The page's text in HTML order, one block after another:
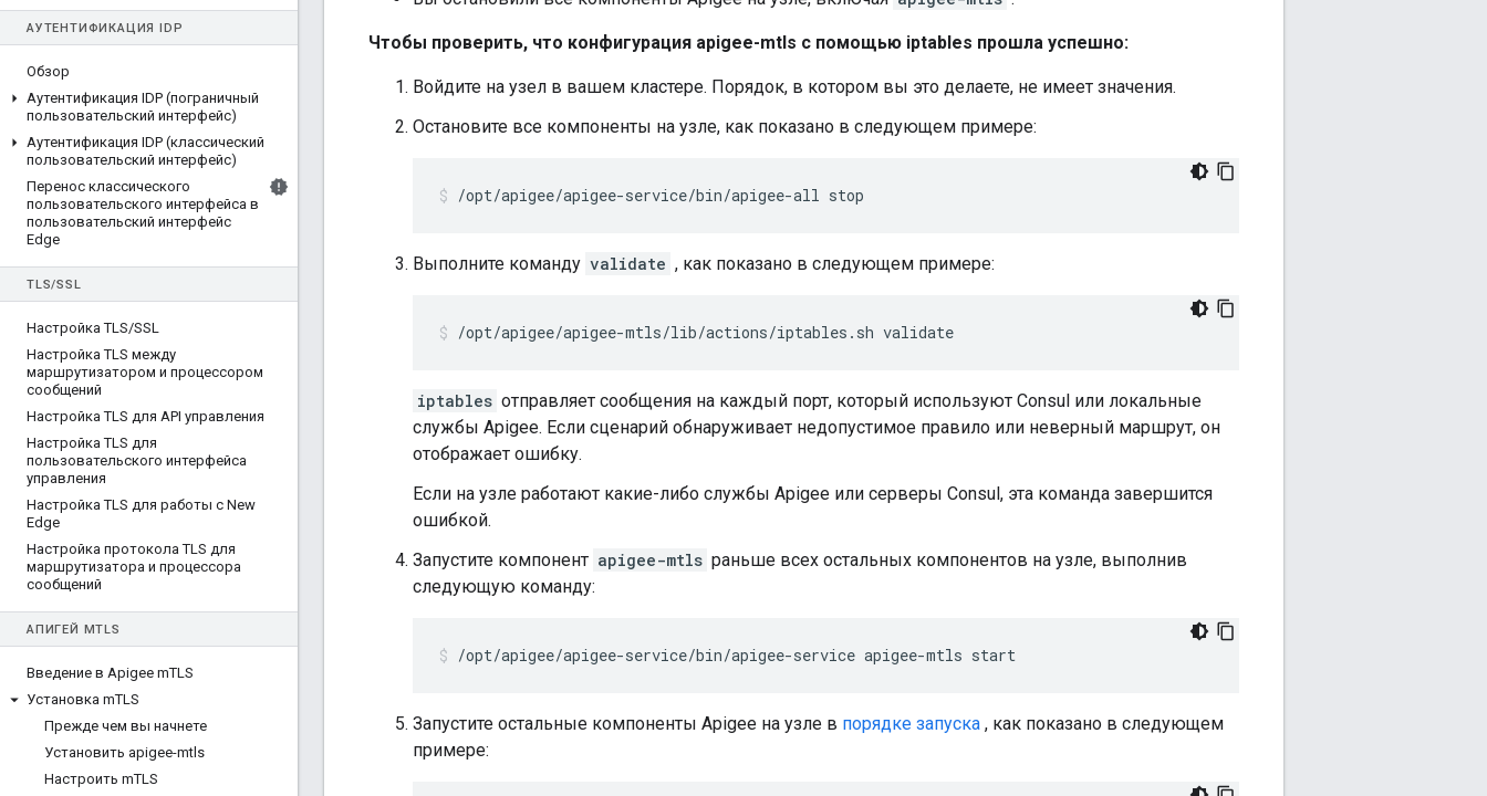
АУТЕНТИФИКАЦИЯ IDP
Обзор
Аутентификация IDP (пограничный
пользовательский интерфейс)
Аутентификация IDP (классический
пользовательский интерфейс)
Перенос классического
пользовательского интерфейса в
пользовательский интерфейс
Edge
TLS/SSL
Настройка TLS/SSL
Настройка TLS между
маршрутизатором и процессором
сообщений
Настройка TLS для API управления
Настройка TLS для
пользовательского интерфейса
управления
Настройка TLS для работы с New
Edge
Настройка протокола TLS для
маршрутизатора и процессора
сообщений
АПИГЕЙ MTLS
Введение в Apigee mTLS
Установка mTLS
Прежде чем вы начнете
Установить apigee-mtls
Настроить mTLS
Чтобы проверить, что конфигурация apigee-mtls с помощью iptables прошла успешно:
Войдите на узел в вашем кластере. Порядок, в котором вы это делаете, не имеет значения.
Остановите все компоненты на узле, как показано в следующем примере:
/opt/apigee/apigee-service/bin/apigee-all stop
Выполните команду validate , как показано в следующем примере:
/opt/apigee/apigee-mtls/lib/actions/iptables.sh validate
iptables отправляет сообщения на каждый порт, который используют Consul или локальные
службы Apigee. Если сценарий обнаруживает недопустимое правило или неверный маршрут, он
отображает ошибку.
Если на узле работают какие-либо службы Apigee или серверы Consul, эта команда завершится
ошибкой.
Запустите компонент apigee-mtls раньше всех остальных компонентов на узле, выполнив
следующую команду:
/opt/apigee/apigee-service/bin/apigee-service apigee-mtls start
Запустите остальные компоненты Apigee на узле в порядке запуска , как показано в следующем
примере: